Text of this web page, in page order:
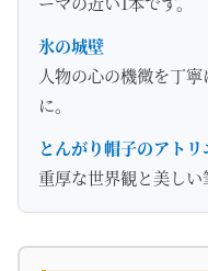
氷の城壁
人物の心の機微を丁
に。
とんがり帽子のアトリ
重厚な世界観と美しい